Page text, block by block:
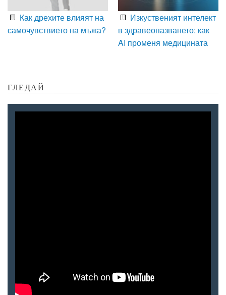
Как дрехите влияят на
самочувствието на мъжа?
Изкуственият интелект
в здравеопазването: как
AI променя медицината
ГЛЕДАЙ